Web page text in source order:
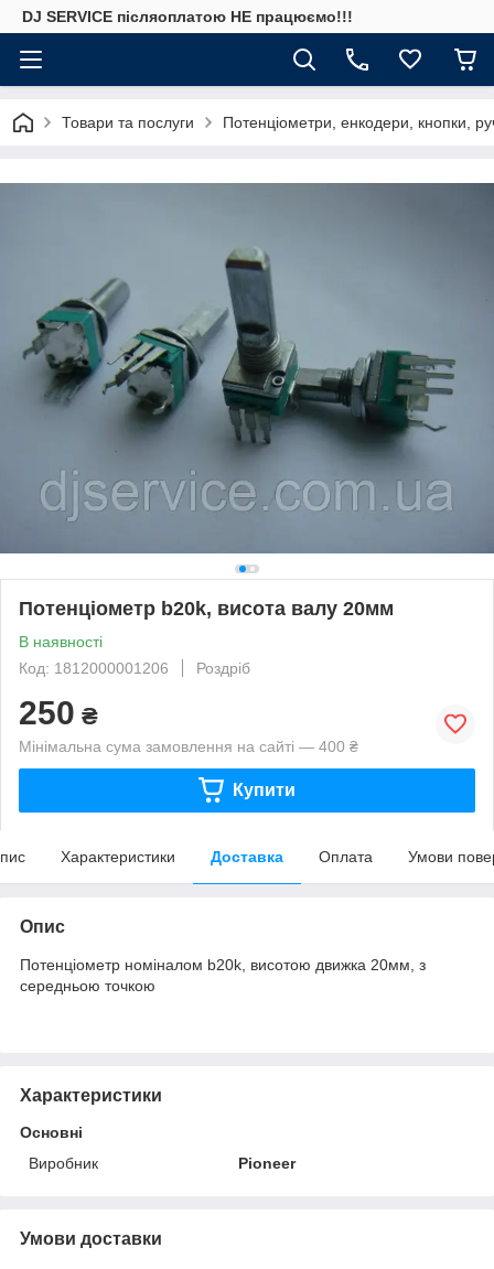
DJ SERVICE пiсляоплатою НЕ працюємо!!!
Товари та послуги Потенціометри, енкодери, кнопки,
Потенціометр b20k, висота валу 20мм
В наявності
Код: 1812000001206
Роздріб
250 ₴
Мінімальна сума замовлення на сайті — 400 ₴
Купити
Характеристики Доставка Оплата Умови
Опис
Потенціометр номіналом b20k, висотою движка 20мм, з
середньою точкою
Характеристики
Основні
Виробник
Pioneer
Умови доставки